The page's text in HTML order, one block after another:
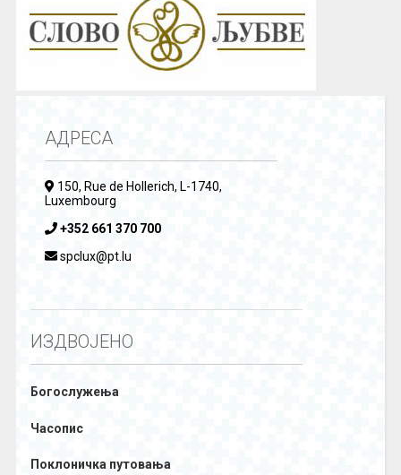
АДРЕСА
150, Rue de Hollerich, L-1740,
Luxembourg
+352 661 370 700
spclux@pt.lu
ИЗДВОЈЕНО
Богослужења
Часопис
Поклоничка путовања